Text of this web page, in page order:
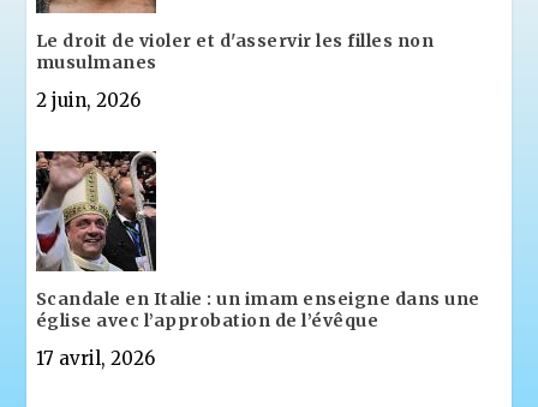
Le droit de violer et d'asservir les filles non
musulmanes
2 juin, 2026
Scandale en Italie : un imam enseigne dans une
église avec l’approbation de l’évêque
17 avril, 2026